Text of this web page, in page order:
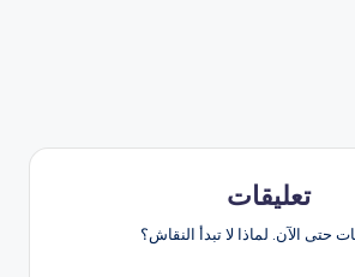
تعليقات
حتى الآن. لماذا لا تبدأ النقاش؟